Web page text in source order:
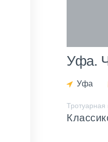
Уфа.
Уфа
Тротуарная